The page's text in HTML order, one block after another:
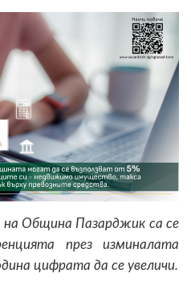
Община Пазарджик са се
през изминалата
цифрата да се увеличи.